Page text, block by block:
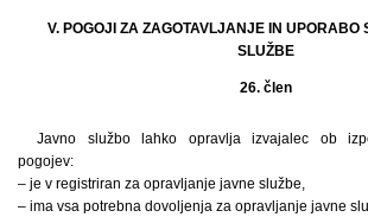
V. POGOJI ZA ZAGOTAVLJANJE IN UPORABO
SLUŽBE
26. člen
Javno službo lahko opravlja izvajalec ob
pogojev:
– je v registriran za opravljanje javne službe,
– ima vsa potrebna dovoljenja za opravljanje javne